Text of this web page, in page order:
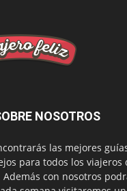
NOSOTROS
las mejores
para todos los viajeros
con nosotros